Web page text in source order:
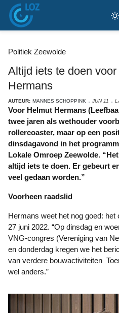
Politiek Zeewolde
Altijd iets te doen
Hermans
AUTEUR: MANNES SCHOPPINK JUN 11
Voor Helmut Hermans (Leefbaar Zeewolde) zijn de eerste
twee jaren als wethouder
rollercoaster, maar op een
dinsdagavond in het
Lokale Omroep Zeewolde.
altijd iets te doen. Er gebeurt
veel gedaan worden.”
Voorheen raadslid
Hermans weet het nog goed: het college trad aan op maandag
27 juni 2022. “Op dinsdag en
VNG-congres (Vereniging van
en donderdag kregen we het
van verdere bouwactiviteiten
wel anders.”